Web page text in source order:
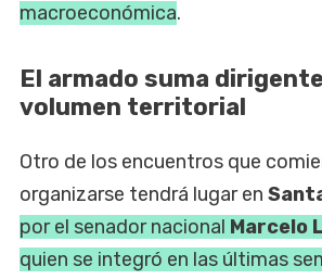
macroeconómica.
El armado suma
volumen territorial
Otro de los encuentros que
organizarse tendrá lugar en
por el senador nacional Marcelo
quien se integró en las últimas